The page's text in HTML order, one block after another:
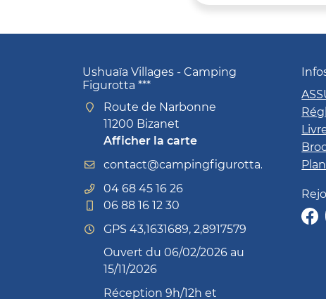
Ushuaïa Villages - Camping
Figurotta ***
Route de Narbonne
11200 Bizanet
Afficher la carte
04 68 45 16 26
06 88 16 12 30
GPS 43,1631689, 2,8917579
Ouvert du 06/02/2026 au
15/11/2026
Réception 9h/12h et